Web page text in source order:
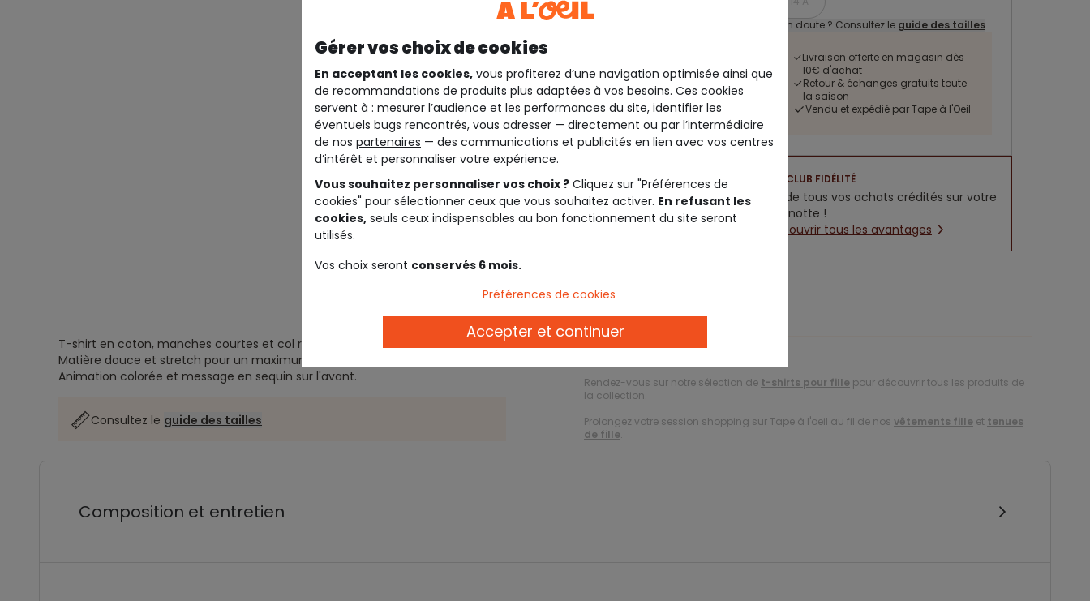
Un doute ? Consultez le guide des tailles
Livraison offerte en magasin dès
10€ d'achat
Retour & échanges gratuits toute
la saison
Vendu et expédié par Tape à l'Oeil
CLUB FIDÉLITÉ
5% de tous vos achats crédités sur votre
cagnotte !
Découvrir tous les avantages
Description
T-shirt en coton, manches courtes et col rond.
Matière douce et stretch pour un maximum de confort.
Animation colorée et message en sequin sur l'avant.
Consultez le guide des tailles
Rendez-vous sur notre sélection de t-shirts pour fille pour découvrir tous les produits de
la collection.
Prolongez votre session shopping sur Tape à l'oeil au fil de nos vêtements fille et tenues
de fille.
Composition et entretien
Gérer vos choix de cookies
En acceptant les cookies, vous profiterez d’une navigation optimisée ainsi que
de recommandations de produits plus adaptées à vos besoins. Ces cookies
servent à : mesurer l’audience et les performances du site, identifier les
éventuels bugs rencontrés, vous adresser — directement ou par l’intermédiaire
de nos partenaires — des communications et publicités en lien avec vos centres
d’intérêt et personnaliser votre expérience.
Vous souhaitez personnaliser vos choix ? Cliquez sur "Préférences de
cookies" pour sélectionner ceux que vous souhaitez activer. En refusant les
cookies, seuls ceux indispensables au bon fonctionnement du site seront
utilisés.
Vos choix seront conservés 6 mois.
Préférences de cookies
Accepter et continuer